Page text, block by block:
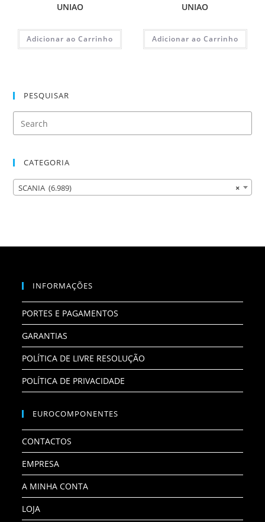
UNIAO
Adicionar ao Carrinho
UNIAO
Adicionar ao Carrinho
PESQUISAR
CATEGORIA
×
SCANIA (6.989)
INFORMAÇÕES
PORTES E PAGAMENTOS
GARANTIAS
POLÍTICA DE LIVRE RESOLUÇÃO
POLÍTICA DE PRIVACIDADE
EUROCOMPONENTES
CONTACTOS
EMPRESA
A MINHA CONTA
LOJA